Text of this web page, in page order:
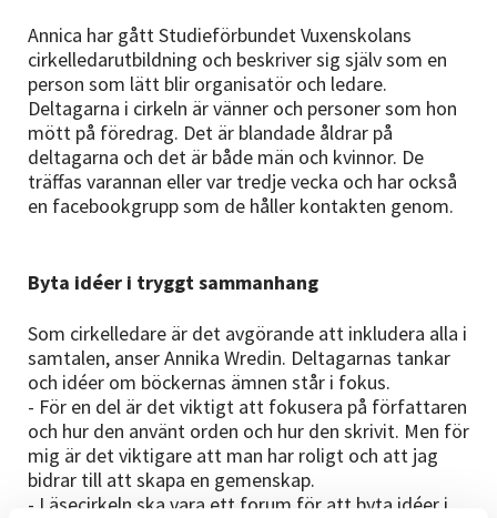
Annica har gått Studieförbundet Vuxenskolans
cirkelledarutbildning och beskriver sig själv som en
person som lätt blir organisatör och ledare.
Deltagarna i cirkeln är vänner och personer som hon
mött på föredrag. Det är blandade åldrar på
deltagarna och det är både män och kvinnor. De
träffas varannan eller var tredje vecka och har också
en facebookgrupp som de håller kontakten genom.
Byta idéer i tryggt sammanhang
Som cirkelledare är det avgörande att inkludera alla i
samtalen, anser Annika Wredin. Deltagarnas tankar
och idéer om böckernas ämnen står i fokus.
- För en del är det viktigt att fokusera på författaren
och hur den använt orden och hur den skrivit. Men för
mig är det viktigare att man har roligt och att jag
bidrar till att skapa en gemenskap.
- Läsecirkeln ska vara ett forum för att byta idéer i